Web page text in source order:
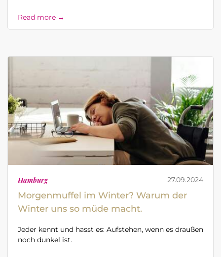
Read more →
Hamburg 27.09.2024
Morgenmuffel im Winter? Warum der
Winter uns so müde macht.
Jeder kennt und hasst es: Aufstehen, wenn es draußen
noch dunkel ist.